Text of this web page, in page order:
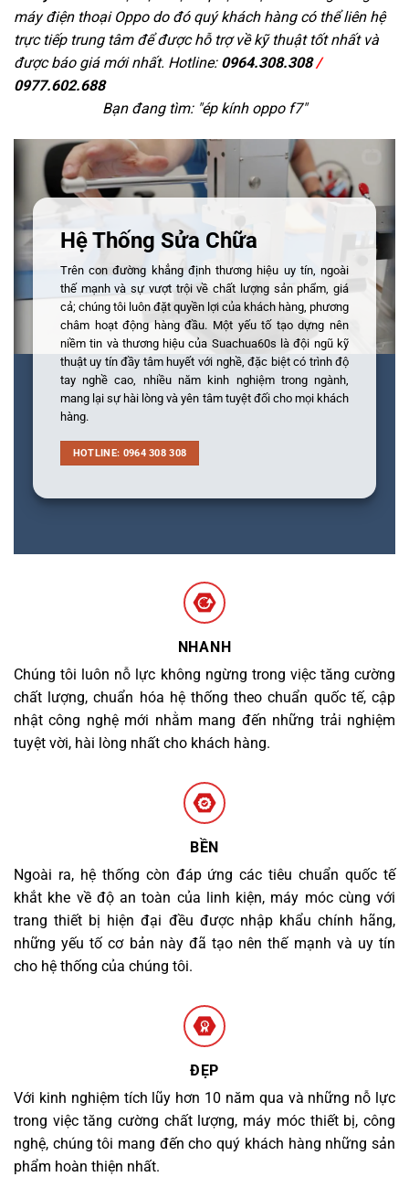
máy điện thoại Oppo do đó quý khách hàng có thể liên hệ
trực tiếp trung tâm để được hỗ trợ về kỹ thuật tốt nhất và
được báo giá mới nhất. Hotline: 0964.308.308/
0977.602.688
Bạn đang tìm: "ép kính oppo f7"
Hệ Thống Sửa Chữa
Trên con đường khẳng định thương hiệu uy tín, ngoài
thế mạnh và sự vượt trội về chất lượng sản phẩm, giá
cả; chúng tôi luôn đặt quyền lợi của khách hàng, phương
châm hoạt động hàng đầu. Một yếu tố tạo dựng nên
niềm tin và thương hiệu của Suachua60s là đội ngũ kỹ
thuật uy tín đầy tâm huyết với nghề, đặc biệt có trình độ
tay nghề cao, nhiều năm kinh nghiệm trong ngành,
mang lại sự hài lòng và yên tâm tuyệt đối cho mọi khách
hàng.
HOTLINE: 0964 308 308
NHANH
Chúng tôi luôn nỗ lực không ngừng trong việc tăng cường
chất lượng, chuẩn hóa hệ thống theo chuẩn quốc tế, cập
nhật công nghệ mới nhằm mang đến những trải nghiệm
tuyệt vời, hài lòng nhất cho khách hàng.
BỀN
Ngoài ra, hệ thống còn đáp ứng các tiêu chuẩn quốc tế
khắt khe về độ an toàn của linh kiện, máy móc cùng với
trang thiết bị hiện đại đều được nhập khẩu chính hãng,
những yếu tố cơ bản này đã tạo nên thế mạnh và uy tín
cho hệ thống của chúng tôi.
ĐẸP
Với kinh nghiệm tích lũy hơn 10 năm qua và những nỗ lực
trong việc tăng cường chất lượng, máy móc thiết bị, công
nghệ, chúng tôi mang đến cho quý khách hàng những sản
phẩm hoàn thiện nhất.